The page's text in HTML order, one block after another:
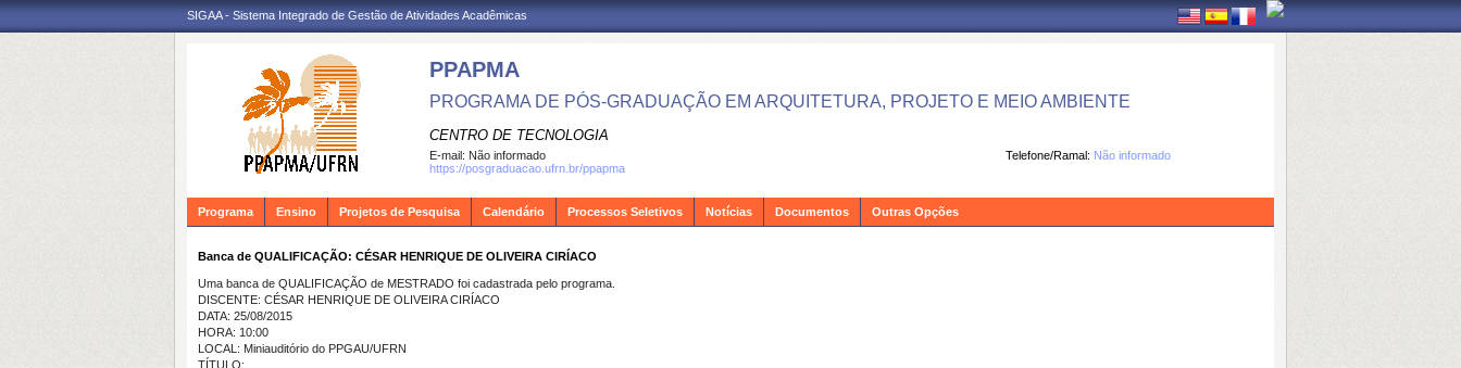
SIGAA - Sistema Integrado de Gestão de Atividades Acadêmicas
PPAPMA
PROGRAMA DE PÓS-GRADUAÇÃO EM ARQUITETURA, PROJETO E MEIO AMBIENTE
CENTRO DE TECNOLOGIA
Telefone/Ramal: Não informado
E-mail: Não informado
https://posgraduacao.ufrn.br/ppapma
Programa Ensino Projetos de Pesquisa Calendário Processos Seletivos Notícias Documentos Outras Opções
Banca de QUALIFICAÇÃO: CÉSAR HENRIQUE DE OLIVEIRA CIRÍACO
Uma banca de QUALIFICAÇÃO de MESTRADO foi cadastrada pelo programa.
DISCENTE: CÉSAR HENRIQUE DE OLIVEIRA CIRÍACO
DATA: 25/08/2015
HORA: 10:00
LOCAL: Miniauditório do PPGAU/UFRN
TÍTULO: